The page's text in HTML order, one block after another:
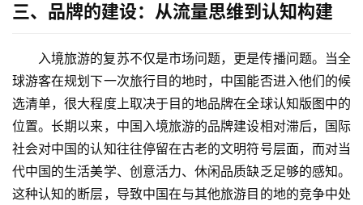
文
问
答
社
三、品牌的建设：从流量思维到认知构建
入境旅游的复苏不仅是市场问题，更是传播问题。当全
球游客在规划下一次旅行目的地时，中国能否进入他们的候
选清单，很大程度上取决于目的地品牌在全球认知版图中的
位置。长期以来，中国入境旅游的品牌建设相对滞后，国际
社会对中国的认知往往停留在古老的文明符号层面，而对当
代中国的生活美学、创意活力、休闲品质缺乏足够的感知。
这种认知的断层，导致中国在与其他旅游目的地的竞争中处